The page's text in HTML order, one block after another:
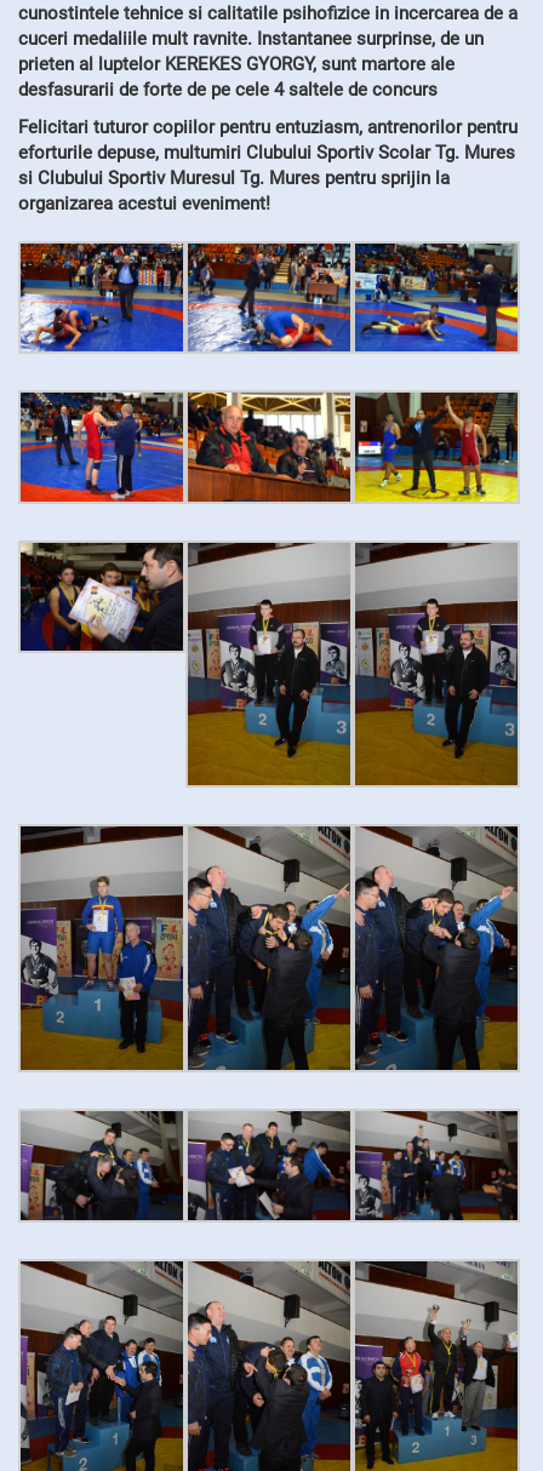
cunostintele tehnice si calitatile psihofizice in incercarea de a
cuceri medaliile mult ravnite. Instantanee surprinse, de un
prieten al luptelor KEREKES GYORGY, sunt martore ale
desfasurarii de forte de pe cele 4 saltele de concurs
Felicitari tuturor copiilor pentru entuziasm, antrenorilor pentru
eforturile depuse, multumiri Clubului Sportiv Scolar Tg. Mures
si Clubului Sportiv Muresul Tg. Mures pentru sprijin la
organizarea acestui eveniment!